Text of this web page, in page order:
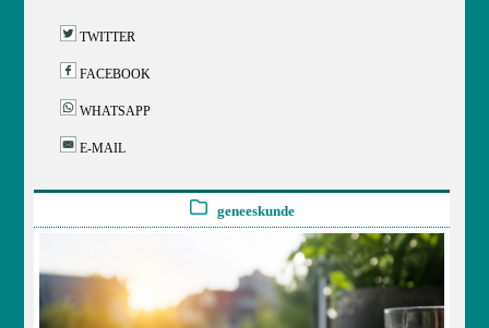
TWITTER
FACEBOOK
WHATSAPP
E-MAIL
geneeskunde